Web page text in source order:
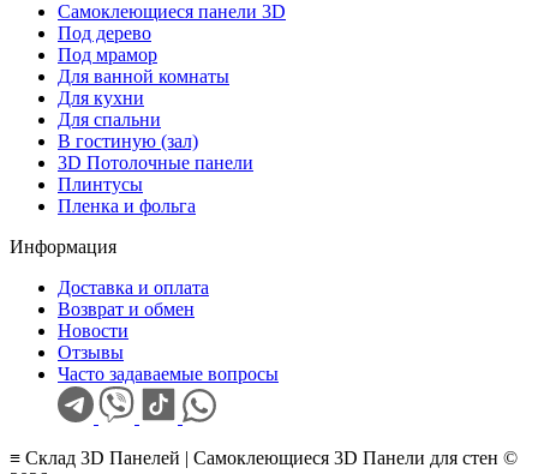
Самоклеющиеся панели 3D
Под дерево
Под мрамор
Для ванной комнаты
Для кухни
Для спальни
В гостиную (зал)
3D Потолочные панели
Плинтусы
Пленка и фольга
Информация
Доставка и оплата
Возврат и обмен
Новости
Отзывы
Часто задаваемые вопросы
≡ Склад 3D Панелей | Самоклеющиеся 3D Панели для стен ©